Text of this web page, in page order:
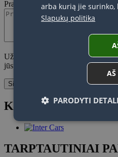
Pranešimas
Užpildydami šią formą sutinkate su
jūsų pateiktų asmens duomenų
Siųsti
KONKURSO
TARPTAUTINIAI
arba kurią jie surinko,
Slapukų politika
PARODYTI